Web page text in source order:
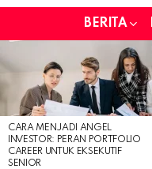
BERITA
STORIES
CARA MENJADI ANGEL
INVESTOR: PERAN PORTFOLIO
CAREER UNTUK EKSEKUTIF
SENIOR